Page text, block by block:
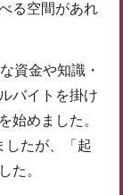
る空間があれ
資金や知識・
バイトを掛け
始めました。
したが、「起
た。